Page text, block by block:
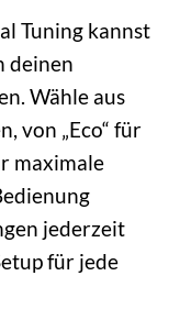
Tuning kannst
deinen
Wähle aus
von „Eco“ für
maximale
jederzeit
für jede